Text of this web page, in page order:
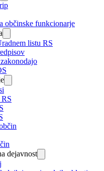
občinske funkcionarje
listu RS
dejavnost